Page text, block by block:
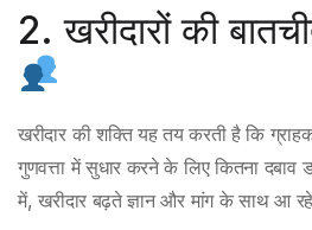
2. खरीदारों की
खरीदार की शक्ति यह तय करती है कि
गुणवत्ता में सुधार करने के लिए कितना
में, खरीदार बढ़ते ज्ञान और मांग के साथ आ